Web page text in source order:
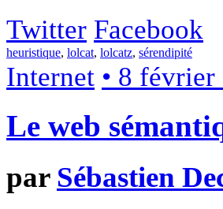
Twitter Facebook
heuristique, lolcat, lolcatz, sérendipité
Internet • 8 février
Le web
par Sébastien